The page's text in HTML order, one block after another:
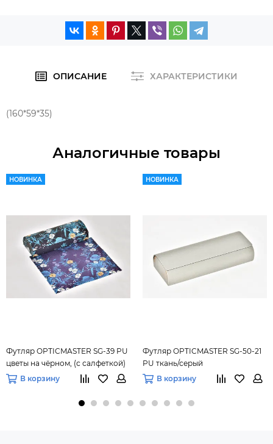
ОПИСАНИЕ ХАРАКТЕРИСТИКИ
(160*59*35)
Аналогичные товары
НОВИНКА
Футляр OPTICMASTER SG-39 PU
цветы на чёрном, (с салфеткой)
В корзину
НОВИНКА
Футляр OPTICMASTER SG-50-21
PU ткань/серый
В корзину